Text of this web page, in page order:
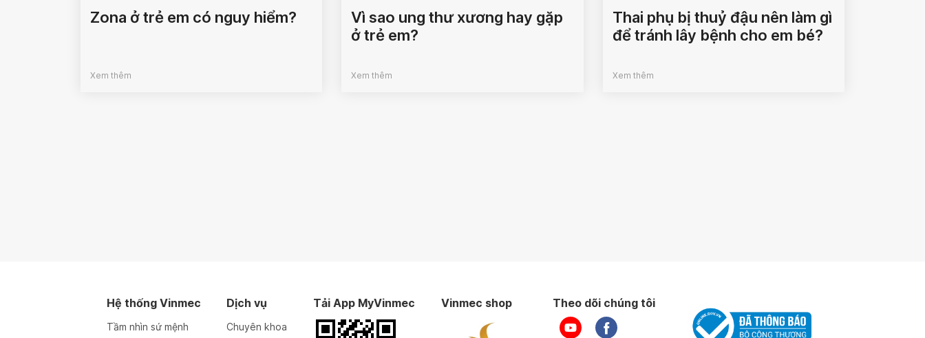
Zona ở trẻ em có nguy hiểm?
Xem thêm
Vì sao ung thư xương hay gặp
ở trẻ em?
Xem thêm
Thai phụ bị thuỷ đậu nên làm gì
để tránh lây bệnh cho em bé?
Xem thêm
Hệ thống Vinmec
Tầm nhìn sứ mệnh
Dịch vụ
Chuyên khoa
Tải App MyVinmec Vinmec shop Theo dõi chúng tôi